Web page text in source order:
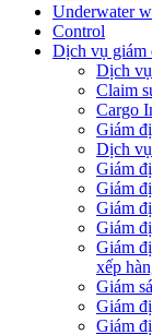
Underwater
Control
Dịch vụ giám
Dịch
Claim
Cargo
Giám
Dịch
Giám
Giám
Giám
Giám
Giám
xếp
Giám
Giám
Giám